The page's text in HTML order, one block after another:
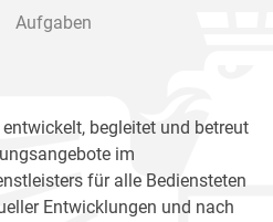
Aufgaben
begleitet und betreut
im
für alle Bediensteten
Entwicklungen und nach